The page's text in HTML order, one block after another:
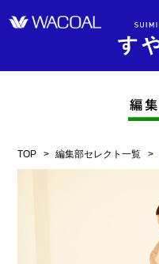
TOP 編集部セレクト一覧